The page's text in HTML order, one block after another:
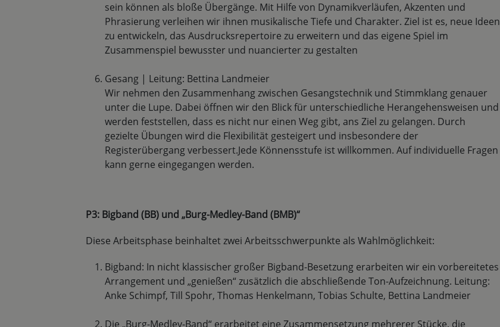
sein können als bloße Übergänge. Mit Hilfe von Dynamikverläufen, Akzenten und
Phrasierung verleihen wir ihnen musikalische Tiefe und Charakter. Ziel ist es, neue Ideen
zu entwickeln, das Ausdrucksrepertoire zu erweitern und das eigene Spiel im
Zusammenspiel bewusster und nuancierter zu gestalten
Gesang | Leitung: Bettina Landmeier
Wir nehmen den Zusammenhang zwischen Gesangstechnik und Stimmklang genauer
unter die Lupe. Dabei öffnen wir den Blick für unterschiedliche Herangehensweisen und
werden feststellen, dass es nicht nur einen Weg gibt, ans Ziel zu gelangen. Durch
gezielte Übungen wird die Flexibilität gesteigert und insbesondere der
Registerübergang verbessert.Jede Könnensstufe ist willkommen. Auf individuelle Fragen
kann gerne eingegangen werden.
P3: Bigband (BB) und „Burg-Medley-Band (BMB)“
Diese Arbeitsphase beinhaltet zwei Arbeitsschwerpunkte als Wahlmöglichkeit:
Bigband: In nicht klassischer großer Bigband-Besetzung erarbeiten wir ein vorbereitetes
Arrangement und „genießen“ zusätzlich die abschließende Ton-Aufzeichnung. Leitung:
Anke Schimpf, Till Spohr, Thomas Henkelmann, Tobias Schulte, Bettina Landmeier
Die „Burg-Medley-Band“ erarbeitet eine Zusammensetzung mehrerer Stücke, die